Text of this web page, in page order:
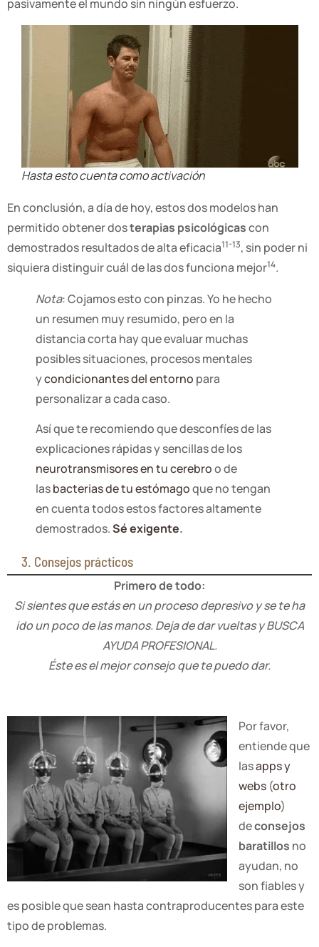
pasivamente el mundo sin ningún esfuerzo.
Hasta esto cuenta como activación
En conclusión, a día de hoy, estos dos modelos han
permitido obtener dosterapias psicológicascon
demostrados resultados de alta eficacia11-13, sin poder ni
siquiera distinguir cuál de las dos funciona mejor14.
Nota: Cojamos esto con pinzas. Yo he hecho
un resumen muy resumido, pero en la
distancia corta hay que evaluar muchas
posibles situaciones, procesos mentales
ycondicionantes del entorno para
personalizar a cada caso.
Así que te recomiendo que desconfíes de las
explicaciones rápidas y sencillas de los
neurotransmisores en tu cerebroo de
lasbacterias de tu estómagoque no tengan
en cuenta todos estos factores altamente
demostrados.Sé exigente.
3. Consejos prácticos
Primero de todo:
Si sientes que estás en un proceso depresivo y se te ha
ido un poco de las manos. Deja de dar vueltas y BUSCA
AYUDA PROFESIONAL.
Éste es el mejor consejo que te puedo dar.
Por favor,
entiende que
lasapps y
webs (otro
ejemplo)
deconsejos
baratillos no
ayudan, no
son fiables y
es posible que sean hasta contraproducentes para este
tipo de problemas.